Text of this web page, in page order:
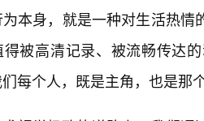
本身，就是一种对生活热
被高清记录、被流畅传达
每个人，既是主角，也是那